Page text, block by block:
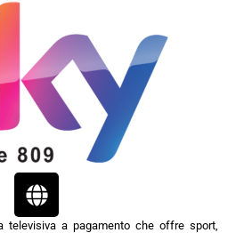
televisiva a pagamento che offre sport,